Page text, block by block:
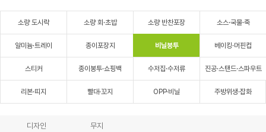
소량 도시락 소량 회·초밥 소량 반찬포장 소스·국물·죽
알미늄·트레이 종이포장지 비닐봉투 베이킹·머핀컵
스티커 종이봉투·쇼핑백 수저집·수저류 진공·스탠드·스파우트
리본·띠지 빨대·꼬지 OPP·비닐 주방위생·잡화
디자인 무지